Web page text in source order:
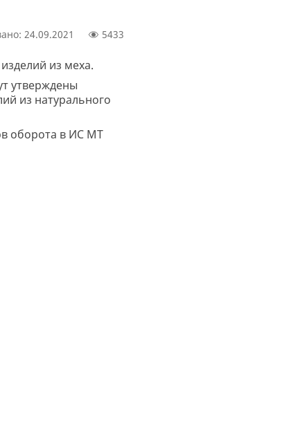
24.09.2021 5433
из меха.
утверждены
из натурального
оборота в ИС МТ